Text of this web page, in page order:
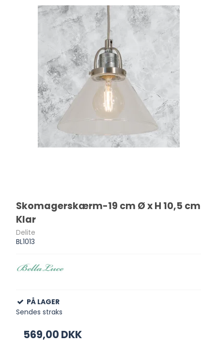
Skomagerskærm-19 cm Ø x H 10,5 cm
Klar
Delite
BL1013
PÅ LAGER
Sendes straks
569,00 DKK